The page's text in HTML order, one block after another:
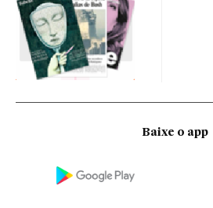
Baixe o app